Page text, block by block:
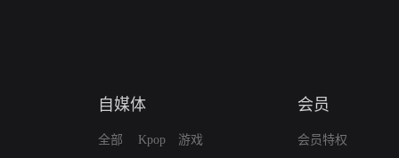
自媒体
全部
Kpop
游戏
会员
会员特权